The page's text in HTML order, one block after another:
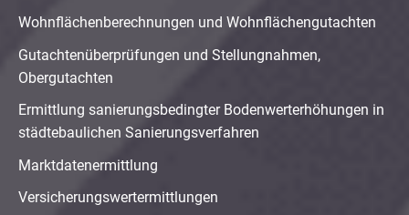
Wohnflächenberechnungen und Wohnflächengutachten
Gutachtenüberprüfungen und Stellungnahmen,
Obergutachten
Ermittlung sanierungsbedingter Bodenwerterhöhungen in
städtebaulichen Sanierungsverfahren
Marktdatenermittlung
Versicherungswertermittlungen